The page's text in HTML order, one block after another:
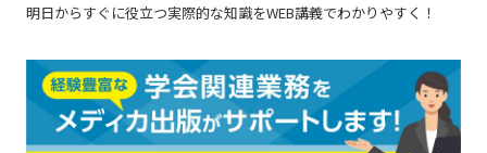
明日からすぐに役立つ実際的な知識をWEB講義でわかりやすく！